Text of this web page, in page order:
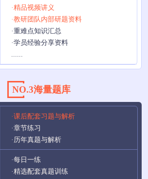
·精品视频讲义
·教研团队内部研题资料
·重难点知识汇总
·学员经验分享资料
NO.3海量题库
·课后配套习题与解析
·章节练习
·历年真题与解析
·每日一练
·精选配套真题训练